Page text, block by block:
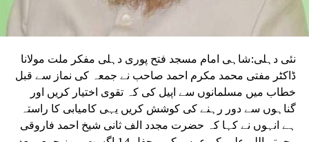
DON'T MISS
یوگا ہندوستانی ثقافت کا ایک انمول ورثہ:ریکھا
نئی دہلی:شاہی امام مسجد فتح پوری دہلی مفکر ملت مولانا
ڈاکٹر مفتی محمد مکرم احمد صاحب نے جمعہ کی نماز سے قبل
خطاب میں مسلمانوں سے اپیل کی کہ تقوی اختیار کریں اور
گناہوں سے دور رہنے کی کوشش کریں یہی کامیابی کا راستہ
ہے انہوں نے کہا کہ حضرت مجدد الف ثانی شیخ احمد فاروقی